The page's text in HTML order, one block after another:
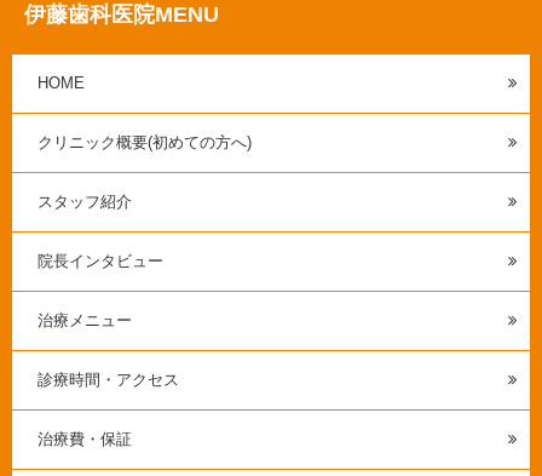
伊藤歯科医院MENU
HOME
クリニック概要(初めての方へ)
スタッフ紹介
院長インタビュー
治療メニュー
診療時間・アクセス
治療費・保証